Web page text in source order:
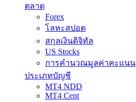
ตลาด
Forex
โลหะสปอต
สกุลเงินดิจิทัล
US Stocks
การคำนวณมูลค่าคะแนน
ประเภทบัญชี
MT4 NDD
MT4 Cent